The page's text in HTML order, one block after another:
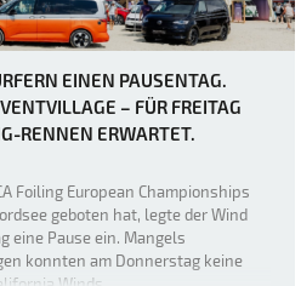
EINEN PAUSENTAG.
– FÜR FREITAG
RENNEN ERWARTET.
Foiling European Championships
geboten hat, legte der Wind
eine Pause ein. Mangels
konnten am Donnerstag keine